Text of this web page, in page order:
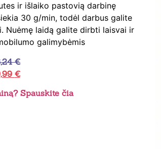
ir išlaiko pastovią darbinę
30 g/min, todėl darbus galite
laidą galite dirbti laisvai ir
galimybėmis
€
€
Spauskite čia